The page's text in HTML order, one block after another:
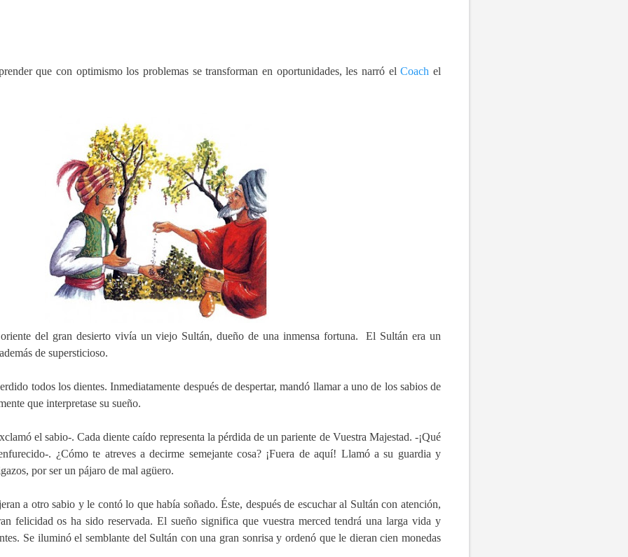
que con optimismo los problemas se transforman en oportunidades, les narró elCoach el
del gran desierto vivía un viejo Sultán, dueño de una inmensa fortuna.
El Sultán era un
de supersticioso.
todos los dientes. Inmediatamente después de despertar, mandó llamar a uno de los sabios de
que interpretase su sueño.
el sabio-. Cada diente caído representa la pérdida de un pariente de Vuestra Majestad. -¡Qué
. ¿Cómo te atreves a decirme semejante cosa? ¡Fuera de aquí! Llamó a su guardia y
por ser un pájaro de mal agüero.
a otro sabio y le contó lo que había soñado. Éste, después de escuchar al Sultán con atención,
felicidad os ha sido reservada. El sueño significa que vuestra merced tendrá una larga vida y
Se iluminó el semblante del Sultán con una gran sonrisa y ordenó que le dieran cien monedas